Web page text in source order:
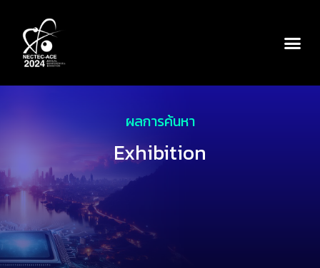
ผลการค้นหา
Exhibition